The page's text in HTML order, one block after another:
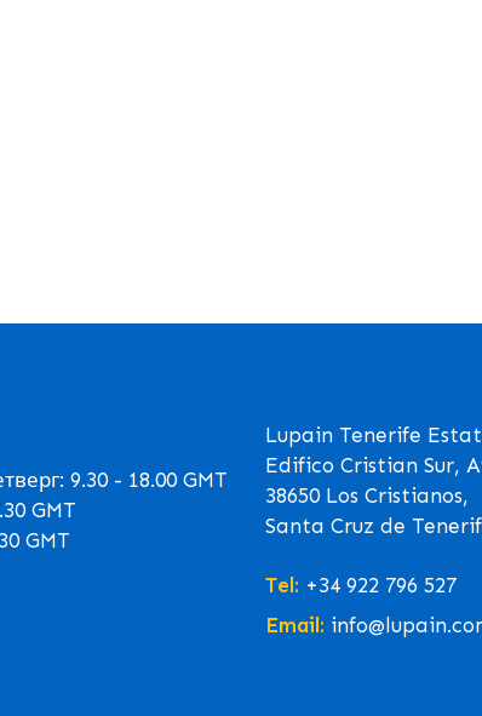
9.30 - 18.00 GMT
GMT
GMT
Lupain Tenerife
Edifico Cristian Sur,
38650 Los Cristianos,
Santa Cruz de
Tel: +34 922 796 527
Email: